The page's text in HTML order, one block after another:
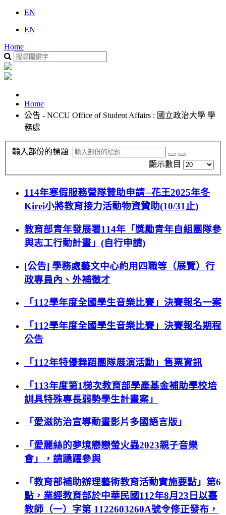
EN
EN
Home
Home
公告 - NCCU Office of Student Affairs : 國立政治大學 學
務處
輸入部份的標題
顯示數目
114年寒假服務營隊贊助申請─花王2025年冬
Kirei小將教育接力活動物資贊助(10/31止)
教育部青年發展署114年「獎勵青年自組團隊參
與志工行動計畫」(自行申請)
[公告] 學務處藝文中心約用四職等（展覽）行
政專員內、外補徵才
「112學年度全國學生音樂比賽」決賽報名一案
「112學年度全國學生音樂比賽」決賽報名期程
公告
「112年特優舞蹈團隊展演活動」售票資訊
「113年度第1梯次教育部學產基金補助學校培
訓具特殊專長弱勢學生計畫案」
「愛滋防治宣導動畫影片多國語言版」
「愛麗絲的夢境戀戀螢火蟲2023親子音樂
會」，請踴躍參與
「教育部補助辦理藝術教育活動實施要點」第6
點，業經教育部於中華民國112年8月23日以臺
教師（一）字第 1122603260A號令修正發布，